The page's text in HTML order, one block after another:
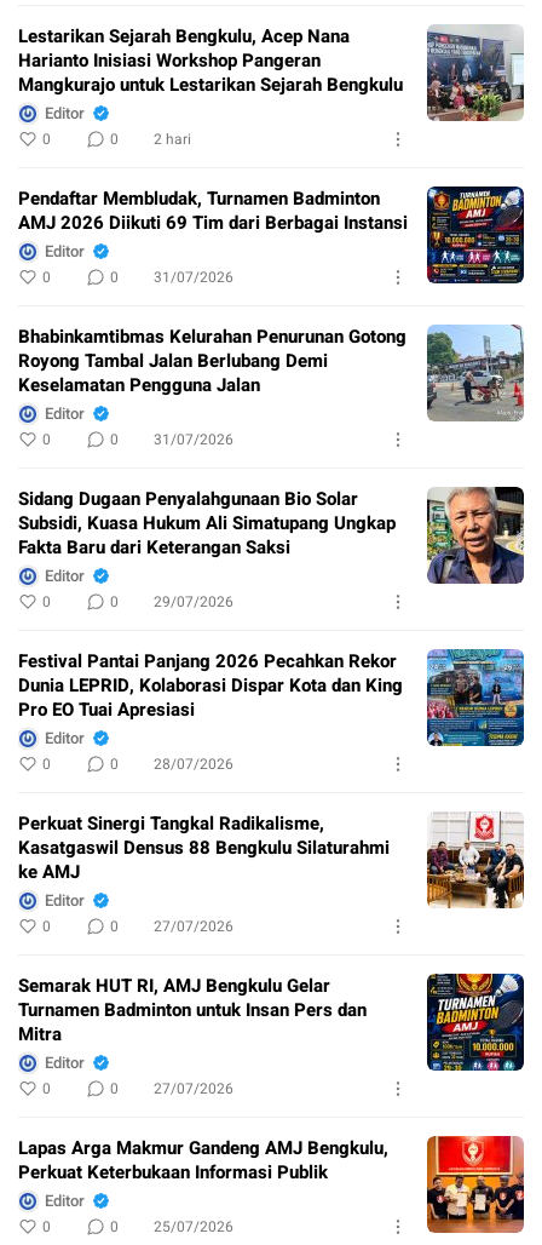
Lestarikan Sejarah Bengkulu, Acep Nana
Harianto Inisiasi Workshop Pangeran
Mangkurajo untuk Lestarikan Sejarah Bengkulu
Editor
0 0 2 hari
Pendaftar Membludak, Turnamen Badminton
AMJ 2026 Diikuti 69 Tim dari Berbagai Instansi
Editor
0 0 31/07/2026
Bhabinkamtibmas Kelurahan Penurunan Gotong
Royong Tambal Jalan Berlubang Demi
Keselamatan Pengguna Jalan
Editor
0 0 31/07/2026
Sidang Dugaan Penyalahgunaan Bio Solar
Subsidi, Kuasa Hukum Ali Simatupang Ungkap
Fakta Baru dari Keterangan Saksi
Editor
0 0 29/07/2026
Festival Pantai Panjang 2026 Pecahkan Rekor
Dunia LEPRID, Kolaborasi Dispar Kota dan King
Pro EO Tuai Apresiasi
Editor
0 0 28/07/2026
Perkuat Sinergi Tangkal Radikalisme,
Kasatgaswil Densus 88 Bengkulu Silaturahmi
ke AMJ
Editor
0 0 27/07/2026
Semarak HUT RI, AMJ Bengkulu Gelar
Turnamen Badminton untuk Insan Pers dan
Mitra
Editor
0 0 27/07/2026
Lapas Arga Makmur Gandeng AMJ Bengkulu,
Perkuat Keterbukaan Informasi Publik
Editor
0 0 25/07/2026